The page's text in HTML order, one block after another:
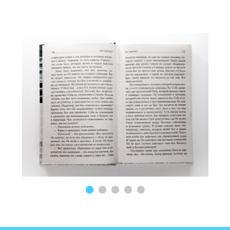
ВОПРОСЫ
Могу я указать получателем
заказа другого человека?
Можно оплатить заказ
наложенным платежом?
У меня проблемы с сайтом,